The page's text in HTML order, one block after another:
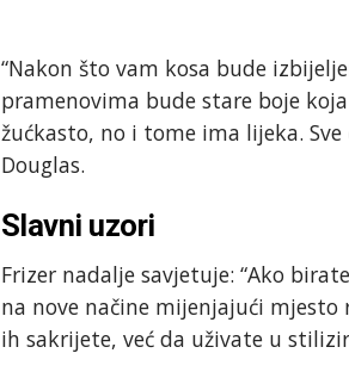
“Nakon što vam kosa bude
pramenovima bude stare boje
žućkasto, no i tome ima lijeka.
Douglas.
Slavni uzori
Frizer nadalje savjetuje: “Ako
na nove načine mijenjajući
ih sakrijete, već da uživate u